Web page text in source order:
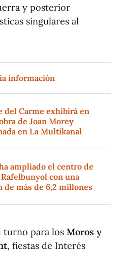
y posterior
singulares al
información
del Carme exhibirá en
de Joan Morey
en La Multikanal
ampliado el centro de
con una
de más de 6,2 millones
turno para los Moros y
, fiestas de Interés